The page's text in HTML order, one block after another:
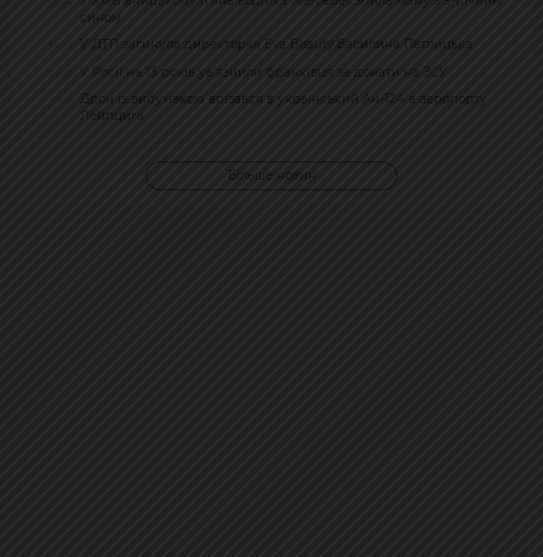
сином
У ДТП загинула директорка Eva Beauty Василина Петлицька
У Росії на 13 років ув’язнили франківця за донати на ЗСУ
Дрон із вибухівкою врізався в український Ан-124 в аеропорту
Лейпцига
Більше новин